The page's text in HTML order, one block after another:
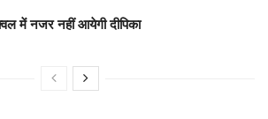
में नजर नहीं आयेगी दीपिका